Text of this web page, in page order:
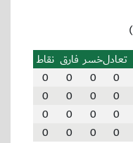
تعادلخسر فارق نقاط
0
0
0
0
0
0
0
0
0
0
0
0
0
0
0
0